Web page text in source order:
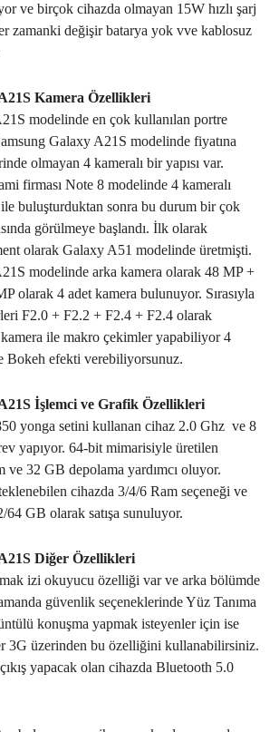
ve birçok cihazda olmayan 15W hızlı şarj
zamanki değişir batarya yok vve kablosuz
Kamera Özellikleri
modelinde en çok kullanılan portre
Galaxy A21S modelinde fiyatına
olmayan 4 kameralı bir yapısı var.
firması Note 8 modelinde 4 kameralı
ile buluşturduktan sonra bu durum bir çok
görülmeye başlandı. İlk olarak
olarak Galaxy A51 modelinde üretmişti.
modelinde arka kamera olarak 48 MP +
olarak 4 adet kamera bulunuyor. Sırasıyla
F2.0 + F2.2 + F2.4 + F2.4 olarak
ile makro çekimler yapabiliyor 4
Bokeh efekti verebiliyorsunuz.
İşlemci ve Grafik Özellikleri
yonga setini kullanan cihaz 2.0 Ghz ve 8
yapıyor. 64-bit mimarisiyle üretilen
ve 32 GB depolama yardımcı oluyor.
cihazda 3/4/6 Ram seçeneği ve
64 GB olarak satışa sunuluyor.
Diğer Özellikleri
izi okuyucu özelliği var ve arka bölümde
güvenlik seçeneklerinde Yüz Tanıma
konuşma yapmak isteyenler için ise
3G üzerinden bu özelliğini kullanabilirsiniz.
yapacak olan cihazda Bluetooth 5.0